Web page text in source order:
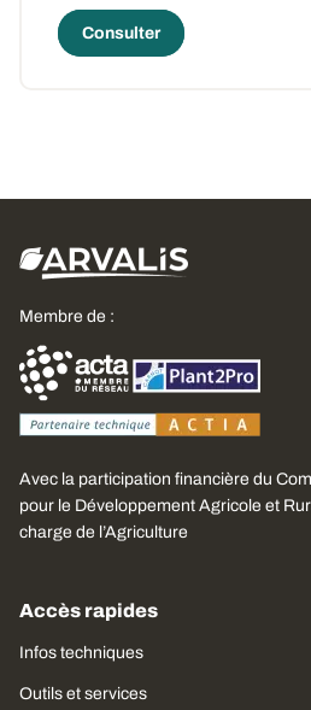
Consulter
Membre de :
Avec la participation financière du
pour le Développement Agricole et
charge de l’Agriculture
Accès rapides
Infos techniques
Outils et services